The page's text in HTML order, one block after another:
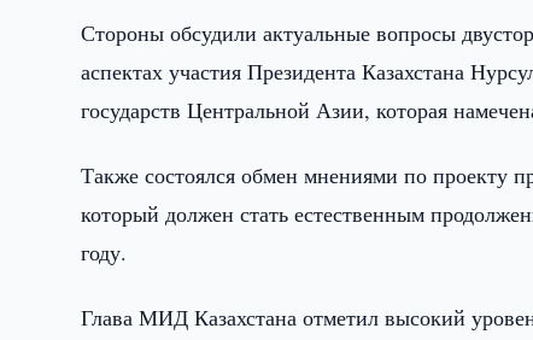
Стороны обсудили актуальные вопросы
аспектах участия Президента Казахстана
государств Центральной Азии, которая
Также состоялся обмен мнениями по проекту
который должен стать естественным
году.
Глава МИД Казахстана отметил высокий